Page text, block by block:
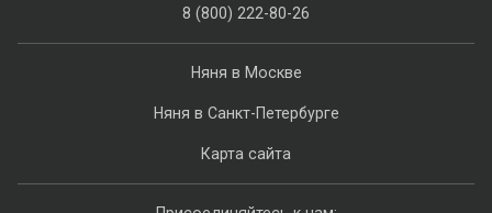
Няня в Москве
Няня в Санкт-Петербурге
Карта сайта
8 (800) 222-80-26